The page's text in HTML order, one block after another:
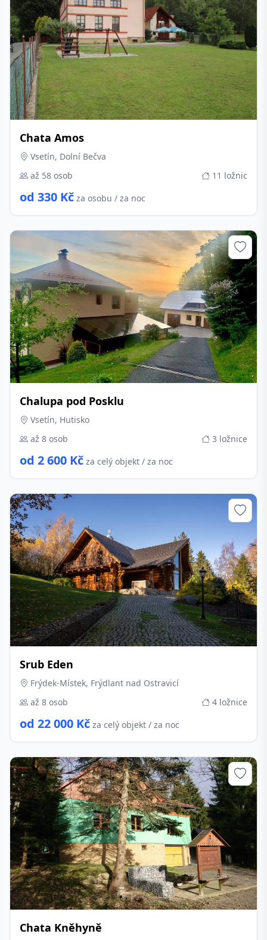
Chata Amos
Vsetín, Dolní Bečva
až 58 osob
11 ložnic
od 330 Kč za osobu / za noc
Chalupa pod Posklu
Vsetín, Hutisko
až 8 osob
3 ložnice
od 2 600 Kč za celý objekt / za noc
Srub Eden
Frýdek-Místek, Frýdlant nad Ostravicí
až 8 osob
4 ložnice
od 22 000 Kč za celý objekt / za noc
Chata Kněhyně